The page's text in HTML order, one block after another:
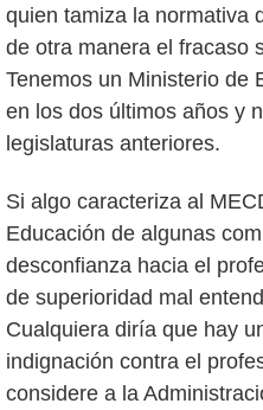
quien tamiza la normativa
de otra manera el fracaso
Tenemos un Ministerio de
en los dos últimos años y
legislaturas anteriores.
Si algo caracteriza al
Educación de algunas
desconfianza hacia el
de superioridad mal
Cualquiera diría que hay
indignación contra el
considere a la